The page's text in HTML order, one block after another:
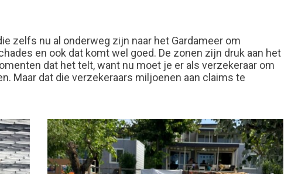
zelfs nu al onderweg zijn naar het Gardameer om
en ook dat komt wel goed. De zonen zijn druk aan het
dat het telt, want nu moet je er als verzekeraar om
Maar dat die verzekeraars miljoenen aan claims te